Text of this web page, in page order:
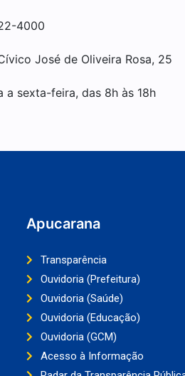
4000
José de Oliveira Rosa, 25
a sexta-feira, das 8h às 18h
Apucarana
Transparência
Ouvidoria (Prefeitura)
Ouvidoria (Saúde)
Ouvidoria (Educação)
Ouvidoria (GCM)
Acesso à Informação